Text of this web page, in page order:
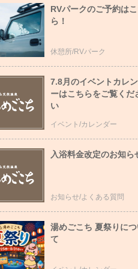
RVパークのご予約は
ら！
休憩所/RVパーク
7.8月のイベントカレ
ーはこちらをご覧くだ
い
イベント/カレンダー
入浴料金改定のお知ら
お知らせ/よくある質問
湯めごこち 夏祭りに
て